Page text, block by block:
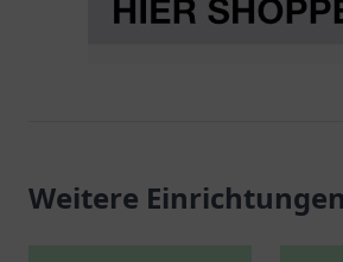
Weitere Einrichtungen